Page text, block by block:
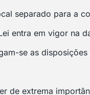
separado para a
entra em vigor na
se as
de extrema